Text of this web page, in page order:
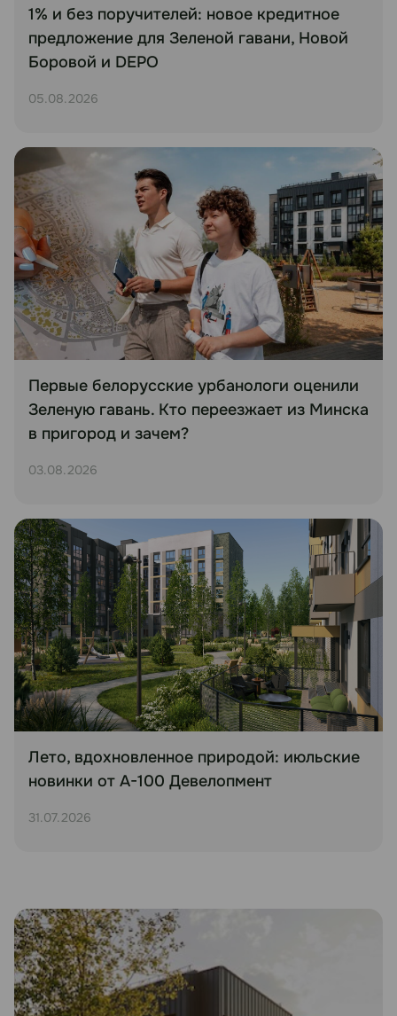
1% и без поручителей: новое кредитное
предложение для Зеленой гавани, Новой
Боровой и DEPO
05.08.2026
Первые белорусские урбанологи оценили
Зеленую гавань. Кто переезжает из Минска
в пригород и зачем?
03.08.2026
Лето, вдохновленное природой: июльские
новинки от А-100 Девелопмент
31.07.2026